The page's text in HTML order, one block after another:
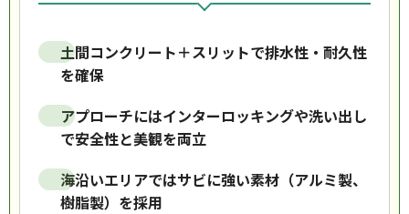
土間コンクリート＋スリットで排水性・耐久性
を確保
アプローチにはインターロッキングや洗い出し
で安全性と美観を両立
海沿いエリアではサビに強い素材（アルミ製、
樹脂製）を採用